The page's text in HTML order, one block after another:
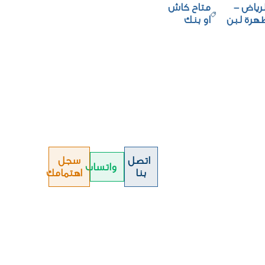
-
لبن
متاح كاش
او بنك
اتصل
بنا
واتساب
سجل
اهتمامك